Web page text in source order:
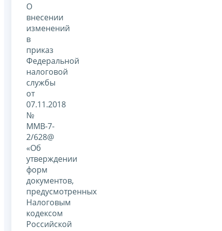
О
внесении
изменений
в
приказ
Федеральной
налоговой
службы
от
07.11.2018
№
ММВ-7-
2/628@
«Об
утверждении
форм
документов,
предусмотренных
Налоговым
кодексом
Российской